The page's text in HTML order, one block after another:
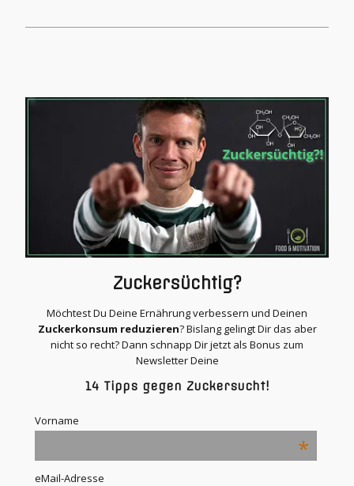
Zuckersüchtig?
Möchtest Du Deine Ernährung verbessern und Deinen
Zuckerkonsum reduzieren? Bislang gelingt Dir das aber
nicht so recht? Dann schnapp Dir jetzt als Bonus zum
Newsletter Deine
14 Tipps gegen Zuckersucht!
Vorname
*
eMail-Adresse